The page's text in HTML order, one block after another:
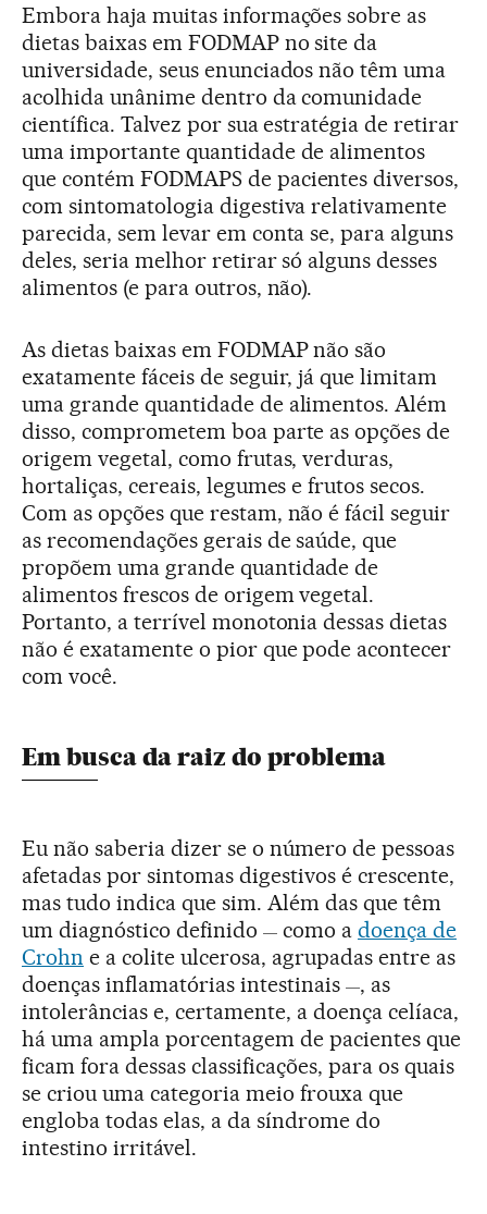
Embora haja muitas informações sobre as
dietas baixas em FODMAP no site da
universidade, seus enunciados não têm uma
acolhida unânime dentro da comunidade
científica. Talvez por sua estratégia de retirar
uma importante quantidade de alimentos
que contém FODMAPS de pacientes diversos,
com sintomatologia digestiva relativamente
parecida, sem levar em conta se, para alguns
deles, seria melhor retirar só alguns desses
alimentos (e para outros, não).
As dietas baixas em FODMAP não são
exatamente fáceis de seguir, já que limitam
uma grande quantidade de alimentos. Além
disso, comprometem boa parte as opções de
origem vegetal, como frutas, verduras,
hortaliças, cereais, legumes e frutos secos.
Com as opções que restam, não é fácil seguir
as recomendações gerais de saúde, que
propõem uma grande quantidade de
alimentos frescos de origem vegetal.
Portanto, a terrível monotonia dessas dietas
não é exatamente o pior que pode acontecer
com você.
Em busca da raiz do problema
Eu não saberia dizer se o número de pessoas
afetadas por sintomas digestivos é crescente,
mas tudo indica que sim. Além das que têm
um diagnóstico definido — como a doença de
Crohn e a colite ulcerosa, agrupadas entre as
doenças inflamatórias intestinais —, as
intolerâncias e, certamente, a doença celíaca,
há uma ampla porcentagem de pacientes que
ficam fora dessas classificações, para os quais
se criou uma categoria meio frouxa que
engloba todas elas, a da síndrome do
intestino irritável.